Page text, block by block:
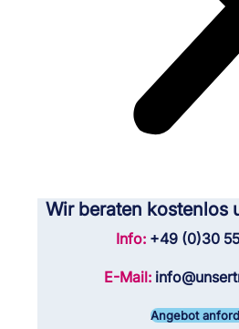
Wir beraten kostenlos
Info: +49 (0)30
E-Mail:
Angebot